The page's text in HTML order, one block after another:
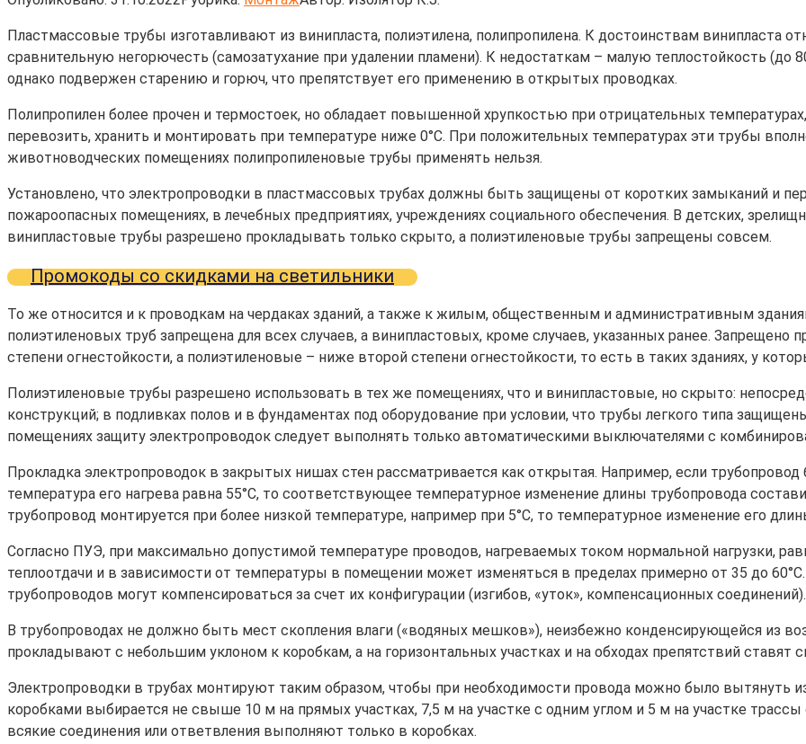
Пластмассовые трубы изготавливают из винипласта, полиэтилена, полипропилена. К достоинствам винипласта
сравнительную негорючесть (самозатухание при удалении пламени). К недостаткам – малую теплостойкость (до
однако подвержен старению и горюч, что препятствует его применению в открытых проводках.
Полипропилен более прочен и термостоек, но обладает повышенной хрупкостью при отрицательных
перевозить, хранить и монтировать при температуре ниже 0°С. При положительных температурах эти трубы
животноводческих помещениях полипропиленовые трубы применять нельзя.
Установлено, что электропроводки в пластмассовых трубах должны быть защищены от коротких замыканий и
пожароопасных помещениях, в лечебных предприятиях, учреждениях социального обеспечения. В детских,
винипластовые трубы разрешено прокладывать только скрыто, а полиэтиленовые трубы запрещены совсем.
Промокоды со скидками на светильники
То же относится и к проводкам на чердаках зданий, а также к жилым, общественным и административным
полиэтиленовых труб запрещена для всех случаев, а винипластовых, кроме случаев, указанных ранее.
степени огнестойкости, а полиэтиленовые – ниже второй степени огнестойкости, то есть в таких зданиях, у
Полиэтиленовые трубы разрешено использовать в тех же помещениях, что и винипластовые, но скрыто:
конструкций; в подливках полов и в фундаментах под оборудование при условии, что трубы легкого типа
помещениях защиту электропроводок следует выполнять только автоматическими выключателями с
Прокладка электропроводок в закрытых нишах стен рассматривается как открытая. Например, если
температура его нагрева равна 55°С, то соответствующее температурное изменение длины трубопровода
трубопровод монтируется при более низкой температуре, например при 5°С, то температурное изменение его
Согласно ПУЭ, при максимально допустимой температуре проводов, нагреваемых током нормальной нагрузки,
теплоотдачи и в зависимости от температуры в помещении может изменяться в пределах примерно от 35 до
трубопроводов могут компенсироваться за счет их конфигурации (изгибов, «уток», компенсационных соединений).
В трубопроводах не должно быть мест скопления влаги («водяных мешков»), неизбежно конденсирующейся из
прокладывают с небольшим уклоном к коробкам, а на горизонтальных участках и на обходах препятствий ставят
Электропроводки в трубах монтируют таким образом, чтобы при необходимости провода можно было вытянуть
коробками выбирается не свыше 10 м на прямых участках, 7,5 м на участке с одним углом и 5 м на участке трассы
всякие соединения или ответвления выполняют только в коробках.